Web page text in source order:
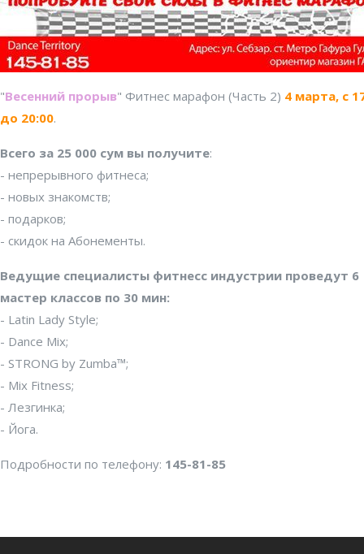
"Весенний прорыв" Фитнес марафон (Часть 2) 4 марта, с
до 20:00.
Всего за 25 000 сум вы получите:
- непрерывного фитнеса;
- новых знакомств;
- подарков;
- скидок на Абонементы.
Ведущие специалисты фитнесс индустрии проведут 6
мастер классов по 30 мин:
- Latin Lady Style;
- Dance Mix;
- STRONG by Zumba™;
- Mix Fitness;
- Лезгинка;
- Йога.
Подробности по телефону: 145-81-85